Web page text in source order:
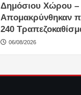
Δημόσιου Χώρου –
Απομακρύνθηκαν
240
06/08/2026